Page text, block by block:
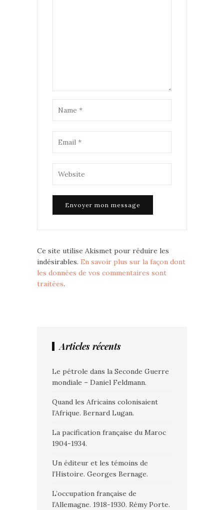
Ce site utilise Akismet pour réduire les
indésirables. En savoir plus sur la façon dont
les données de vos commentaires sont
traitées.
Articles récents
Le pétrole dans la Seconde Guerre
mondiale – Daniel Feldmann.
Quand les Africains colonisaient
l’Afrique. Bernard Lugan.
La pacification française du Maroc
1904-1934.
Un éditeur et les témoins de
l’Histoire. Georges Bernage.
L’occupation française de
l’Allemagne. 1918-1930. Rémy Porte.